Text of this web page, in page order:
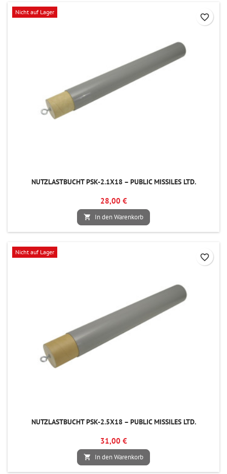
Nicht auf Lager
NUTZLASTBUCHT PSK-2.1X18 – PUBLIC MISSILES LTD.
28,00 €
 In den Warenkorb
favorite_border
Nicht auf Lager
NUTZLASTBUCHT PSK-2.5X18 – PUBLIC MISSILES LTD.
31,00 €
 In den Warenkorb
favorite_border